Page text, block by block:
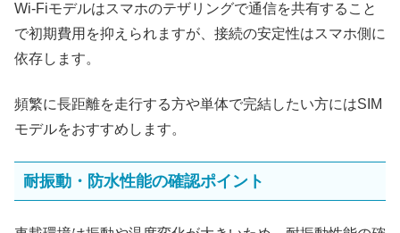
Wi‑Fiモデルはスマホのテザリングで通信を共有すること
で初期費用を抑えられますが、接続の安定性はスマホ側に
依存します。
頻繁に長距離を走行する方や単体で完結したい方にはSIM
モデルをおすすめします。
耐振動・防水性能の確認ポイント